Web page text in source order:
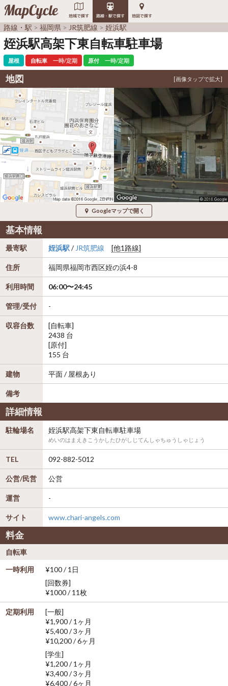
MapCycle 地域で探す 路線・駅で探す 地図で探す
路線・駅 福岡県 JR筑肥線 姪浜駅
姪浜駅高架下東自転車駐車場
屋根 自転車 一時/定期 原付 一時/定期
地図
Googleマップで開く
基本情報
最寄駅 姪浜駅 / JR筑肥線 [他1路線]
住所 福岡県福岡市西区姪の浜4-8
利用時間 06:00〜24:45
管理/受付 -
収容台数
[自転車]
2438 台
[原付]
155 台
建物 平面 / 屋根あり
備考
詳細情報
駐輪場名 姪浜駅高架下東自転車駐車場
めいのはまえきこうかしたひがしじてんしゃちゅうしゃじょう
TEL 092-882-5012
公営/民営 公営
運営 -
サイト www.chari-angels.com
料金
自転車
一時利用
¥100 / 1日
[回数券]
¥1000 / 11枚
定期利用
[一般]
¥1,900 / 1ヶ月
¥5,400 / 3ヶ月
¥10,200 / 6ヶ月
[学生]
¥1,200 / 1ヶ月
¥3,400 / 3ヶ月
¥6,400 / 6ヶ月